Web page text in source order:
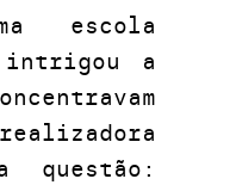
escola
intrigou a
questão: